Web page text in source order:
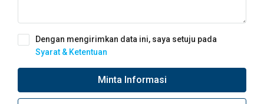
Dengan mengirimkan data ini, saya setuju pada
Syarat & Ketentuan
Minta Informasi